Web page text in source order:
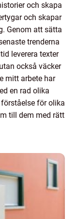
och skapa
och skapar
Genom att sätta
trenderna
leverera texter
också väcker
mitt arbete har
en rad olika
för olika
till dem med rätt